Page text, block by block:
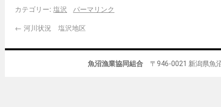
カテゴリー: 塩沢
パーマリンク
← 河川状況 塩沢地区
魚沼漁業協同組合 〒946-0021 新潟県魚